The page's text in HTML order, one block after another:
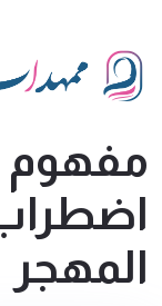
مفهوم
المهجر